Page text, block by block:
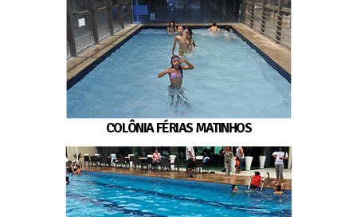
COLÔNIA FÉRIAS MATINHOS